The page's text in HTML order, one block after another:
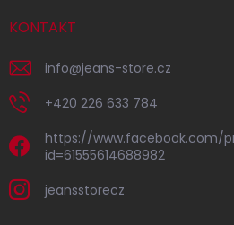
KONTAKT
info@jeans-store.cz
+420 226 633 784
https://www.facebook.com/
id=61555614688982
jeansstorecz